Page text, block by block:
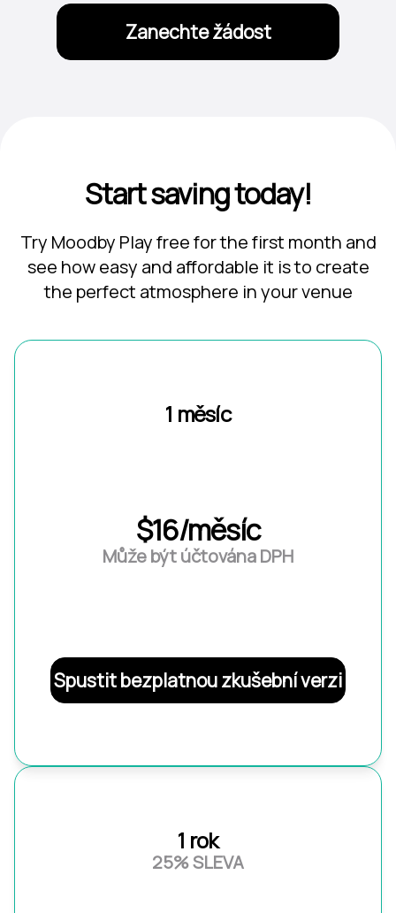
Zanechte žádost
Start saving today!
Try Moodby Play free for the first month and
see how easy and affordable it is to create
the perfect atmosphere in your venue
1 měsíc
$16/měsíc
Může být účtována DPH
Spustit bezplatnou zkušební verzi
1 rok
25% SLEVA